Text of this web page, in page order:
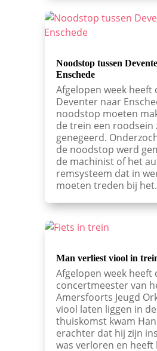
Noodstop tussen
Enschede
Afgelopen week heeft
Deventer naar
noodstop moeten
de trein een roodsein
genegeerd.
de noodstop werd
de machinist of het
remsysteem dat in
moeten treden bij
Man verliest viool in
Afgelopen week heeft
concertmeester van
Amersfoorts Jeugd
viool laten liggen in
thuiskomst kwam
erachter dat hij zijn
was verloren en heeft